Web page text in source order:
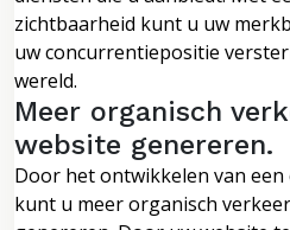
zichtbaarheid kunt u uw
uw concurrentiepositie
wereld.
Meer organisch
website genereren.
Door het ontwikkelen van een
kunt u meer organisch